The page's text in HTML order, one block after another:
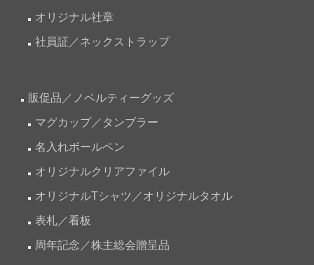
オリジナル社章
社員証／ネックストラップ
販促品／ノベルティーグッズ
マグカップ／タンブラー
名入れボールペン
オリジナルクリアファイル
オリジナルTシャツ／オリジナルタオル
表札／看板
周年記念／株主総会贈呈品